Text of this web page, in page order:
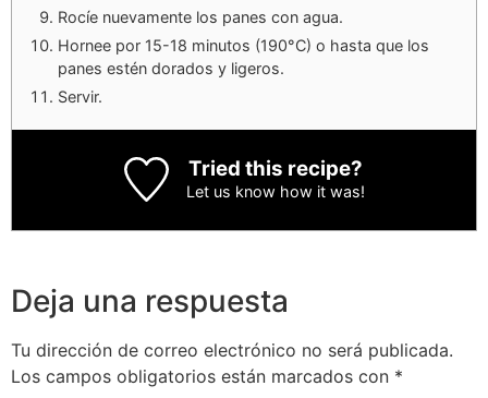
Rocíe nuevamente los panes con agua.
Hornee por 15-18 minutos (190°C) o hasta que los
panes estén dorados y ligeros.
Servir.
Tried this recipe?
Let us know how it was!
Deja una respuesta
Tu dirección de correo electrónico no será publicada.
Los campos obligatorios están marcados con *